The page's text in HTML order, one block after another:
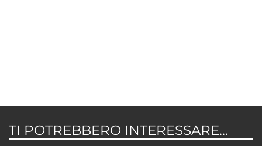
TI POTREBBERO INTERESSARE...